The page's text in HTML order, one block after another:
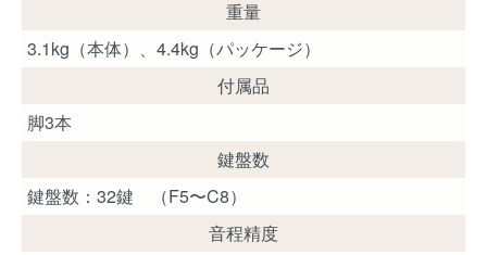
重量
3.1kg（本体）、4.4kg（パッケージ）
付属品
脚3本
鍵盤数
鍵盤数：32鍵 （F5〜C8）
音程精度